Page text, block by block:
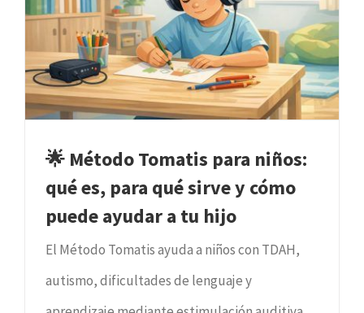
🌟 Método Tomatis para niños:
qué es, para qué sirve y cómo
puede ayudar a tu hijo
El Método Tomatis ayuda a niños con TDAH,
autismo, dificultades de lenguaje y